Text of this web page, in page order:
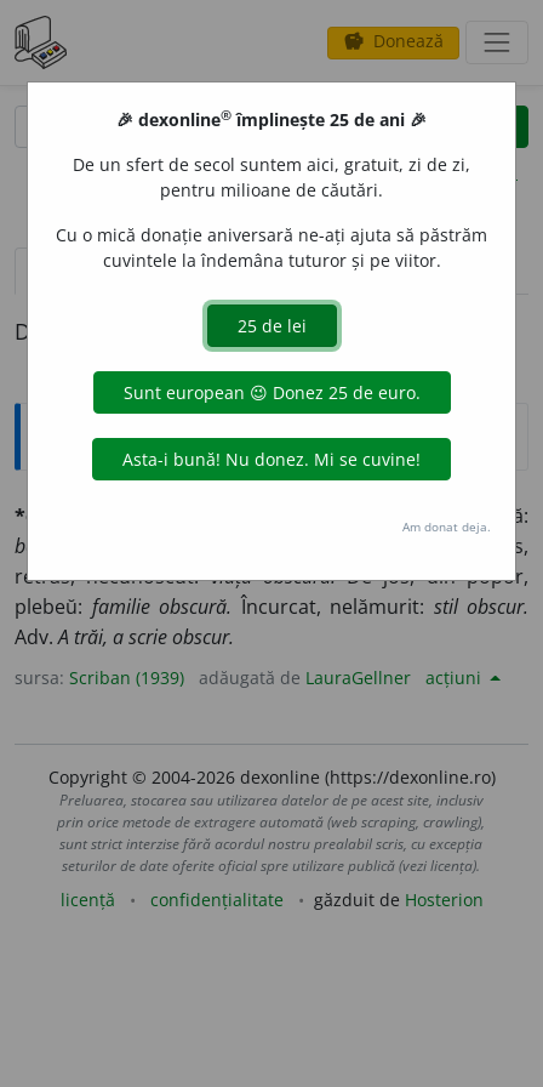
savings Donează
clear
opțiuni
definiții (1) pronunțievolume_up (9)
Definiția cu ID-ul 688854:
Explicative DEX
*obscúr, -ă
). Întunecat, fără lumină:
becĭ obscur.
Ascuns,
retras, necunoscut:vĭață obscură.De jos, din popor,
plebeŭ: familie obscură. Încurcat, nelămurit: stil obscur.
Adv.A trăi, a scrie obscur.
sursa: Scriban (1939) adăugată de LauraGellner acțiuni
Copyright © 2004-2026 dexonline (https://dexonline.ro)
Preluarea, stocarea sau utilizarea datelor de pe acest site, inclusiv
prin orice metode de extragere automată (web scraping, crawling),
sunt strict interzise fără acordul nostru prealabil scris, cu excepția
seturilor de date oferite oficial spre utilizare publică (vezi licența).
licență confidențialitate găzduit de Hosterion
🎉 dexonline® împlinește 25 de ani 🎉
De un sfert de secol suntem aici, gratuit, zi de zi,
pentru milioane de căutări.
Cu o mică donație aniversară ne-ați ajuta să păstrăm
cuvintele la îndemâna tuturor și pe viitor.
Am donat deja.